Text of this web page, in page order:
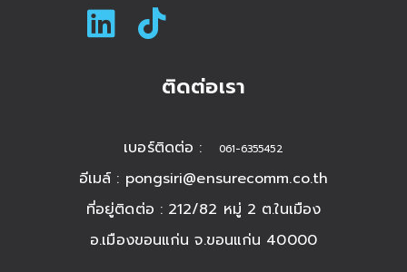
ติดต่อเรา
เบอร์ติดต่อ : 061-6355452
อีเมล์ : pongsiri@ensurecomm.co.th
ที่อยู่ติดต่อ : 212/82 หมู่ 2 ต.ในเมือง
อ.เมืองขอนแก่น จ.ขอนแก่น 40000